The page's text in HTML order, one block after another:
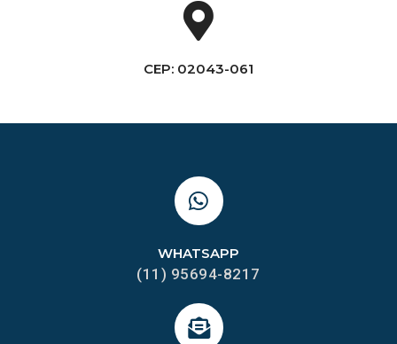
CEP: 02043-061
WHATSAPP
(11) 95694-8217